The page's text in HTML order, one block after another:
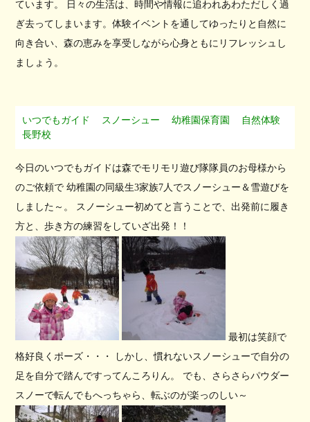
ています。 日々の生活は、時間や情報に追われあわただしく過
ぎ去ってしまいます。体験イベントを通してゆったりと自然に
向き合い、森の恵みを享受しながら心身ともにリフレッシュし
ましょう。
いつでもガイド スノーシュー 幼稚園保育園
自然体験
長野校
今日のいつでもガイドは森でモリモリ遊び隊隊員のお母様から
のご依頼で 幼稚園の同級生3家族7人でスノーシュー＆雪遊びを
しました～。 スノーシュー初めてと言うことで、出発前に履き
方と、歩き方の練習をしていざ出発！！
最初は笑顔で
格好良くポーズ・・・ しかし、慣れないスノーシューで自分の
足を自分で踏んですってんころりん。 でも、さらさらパウダー
スノーで転んでもへっちゃら、転ぶのが楽っのしい～